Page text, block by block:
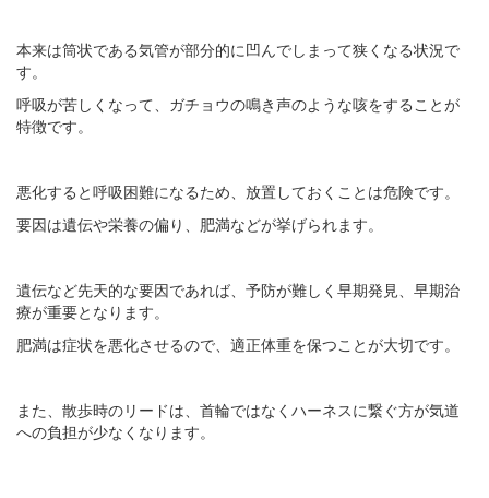
本来は筒状である気管が部分的に凹んでしまって狭くなる状況で
す。
呼吸が苦しくなって、ガチョウの鳴き声のような咳をすることが
特徴です。
悪化すると呼吸困難になるため、放置しておくことは危険です。
要因は遺伝や栄養の偏り、肥満などが挙げられます。
遺伝など先天的な要因であれば、予防が難しく早期発見、早期治
療が重要となります。
肥満は症状を悪化させるので、適正体重を保つことが大切です。
また、散歩時のリードは、首輪ではなくハーネスに繋ぐ方が気道
への負担が少なくなります。